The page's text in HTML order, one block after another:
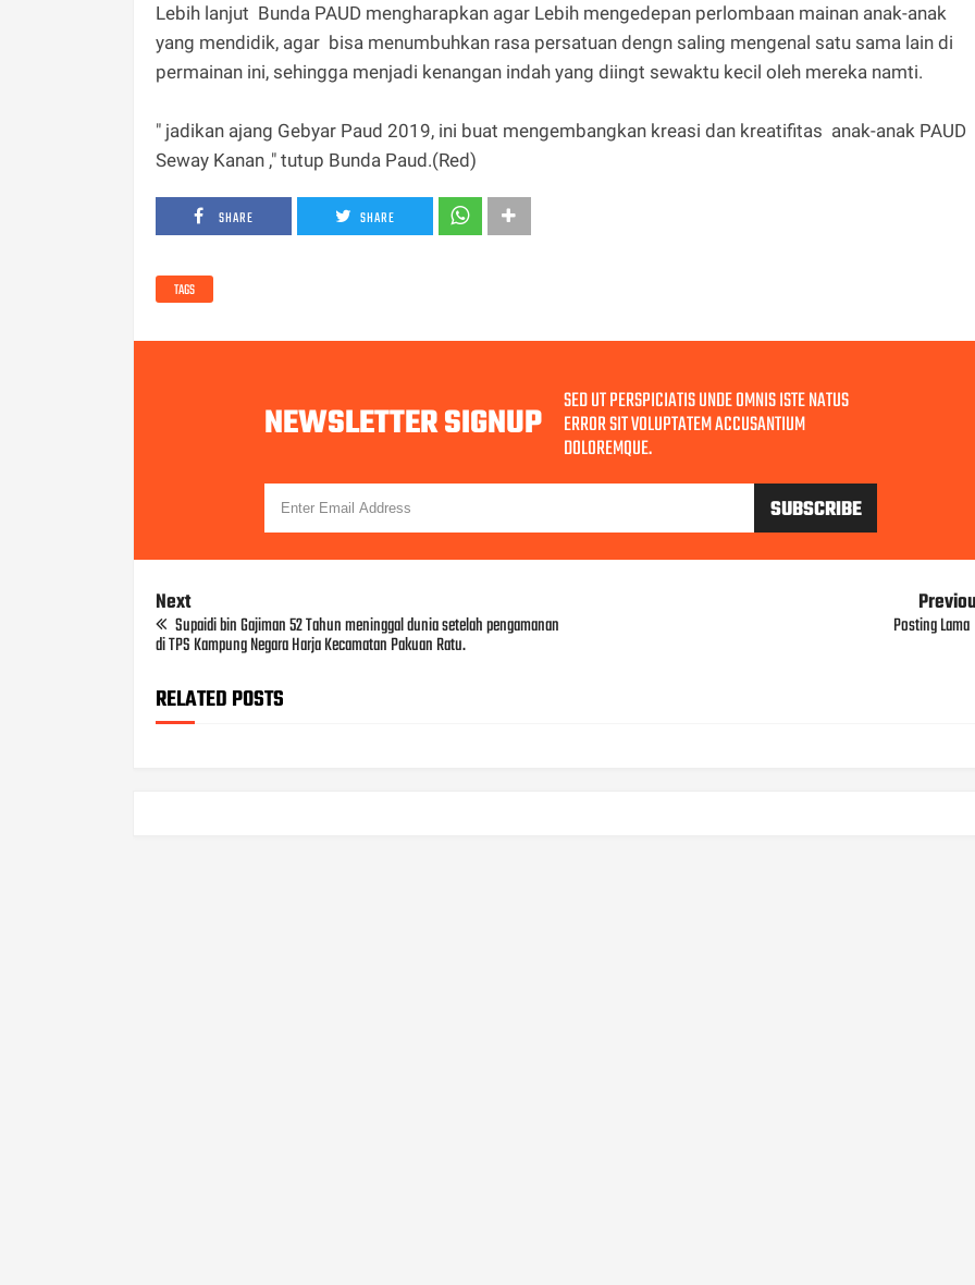
Lebih lanjut Bunda PAUD mengharapkan agar Lebih mengedepan perlombaan mainan anak-anak
yang mendidik, agar bisa menumbuhkan rasa persatuan dengn saling mengenal satu sama lain di
permainan ini, sehingga menjadi kenangan indah yang diingt sewaktu kecil oleh mereka namti.
" jadikan ajang Gebyar Paud 2019, ini buat mengembangkan kreasi dan kreatifitas anak-anak PAUD
Seway Kanan ," tutup Bunda Paud.(Red)
SHARE SHARE
TAGS
NEWSLETTER SIGNUP SED UT PERSPICIATIS UNDE OMNIS ISTE NATUS
ERROR SIT VOLUPTATEM ACCUSANTIUM
DOLOREMQUE.
Next
Supaidi bin Gajiman 52 Tahun meninggal dunia setelah pengamanan
di TPS Kampung Negara Harja Kecamatan Pakuan Ratu.
Posting Lama
RELATED POSTS